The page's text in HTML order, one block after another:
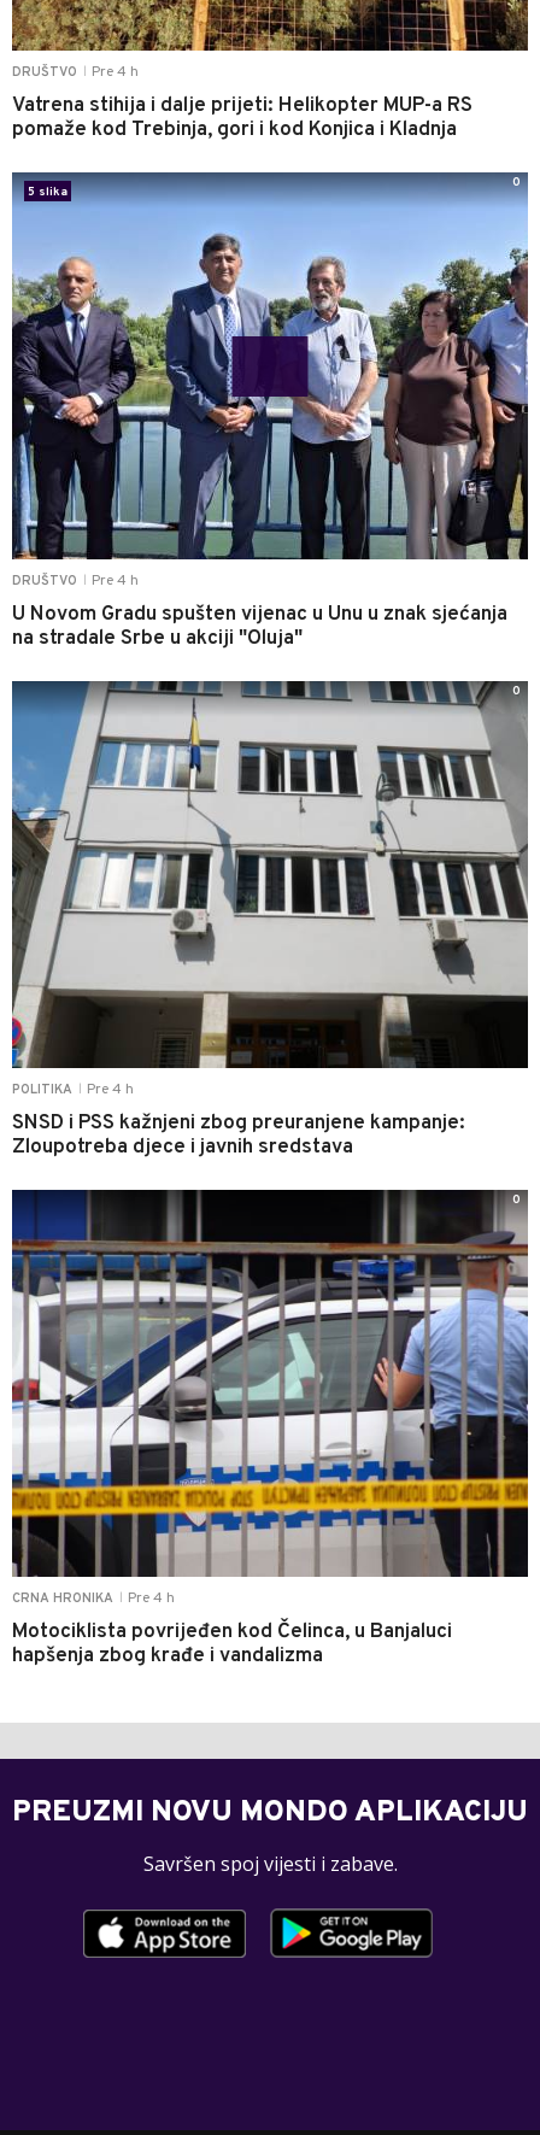
DRUŠTVO Pre 4 h
Vatrena stihija i dalje prijeti: Helikopter MUP-a RS
pomaže kod Trebinja, gori i kod Konjica i Kladnja
DRUŠTVO Pre 4 h
U Novom Gradu spušten vijenac u Unu u znak sjećanja
na stradale Srbe u akciji "Oluja"
5 slika
0
POLITIKA Pre 4 h
SNSD i PSS kažnjeni zbog preuranjene kampanje:
Zloupotreba djece i javnih sredstava
0
CRNA HRONIKA Pre 4 h
Motociklista povrijeđen kod Čelinca, u Banjaluci
hapšenja zbog krađe i vandalizma
0
PREUZMI NOVU MONDO APLIKACIJU
Savršen spoj vijesti i zabave.